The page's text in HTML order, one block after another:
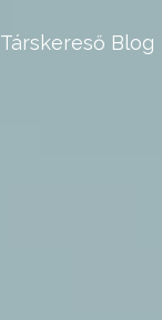
Társkereső Blog